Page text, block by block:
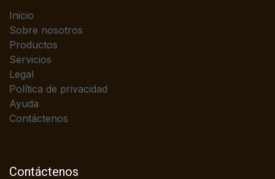
Inicio
Sobre nosotros
Productos
Servicios
Legal
Política de privacidad
Ayuda
Contáctenos
Contáctenos